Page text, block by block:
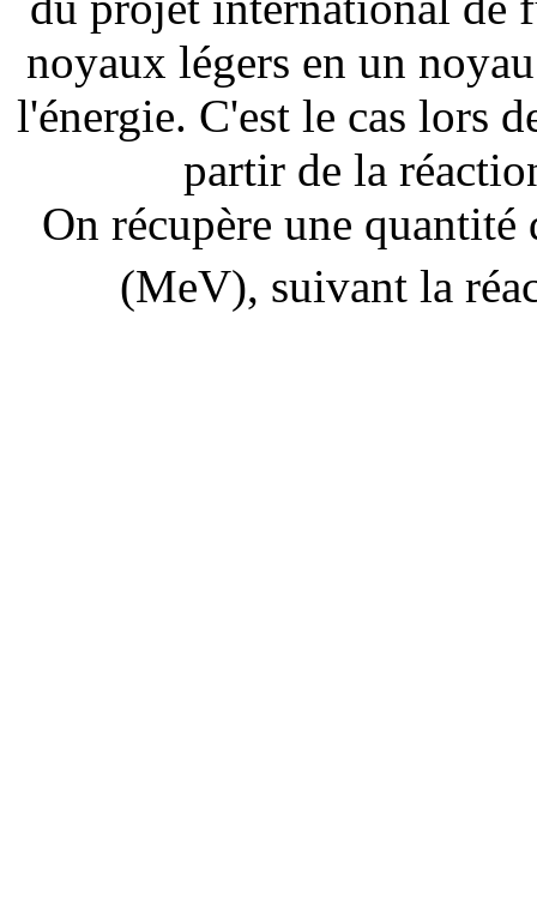
noyaux légers en un
l'énergie. C'est le cas lors
partir de la
On récupère une
(MeV), suivant la